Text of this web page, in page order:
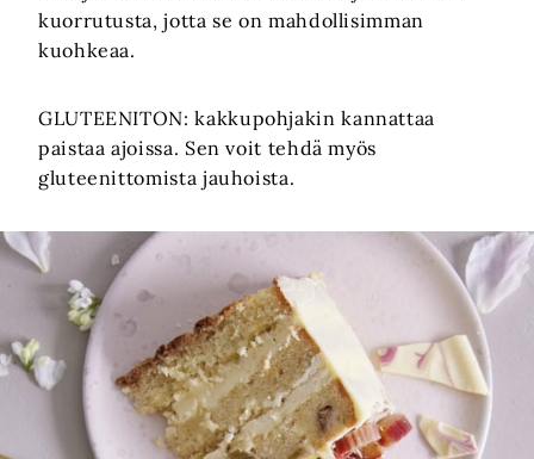
kuorrutusta, jotta se on mahdollisimman
kuohkeaa.
GLUTEENITON: kakkupohjakin kannattaa
paistaa ajoissa. Sen voit tehdä myös
gluteenittomista jauhoista.